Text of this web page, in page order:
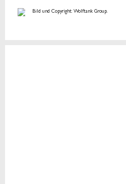
Bild und Copyright: Wolftank Group.